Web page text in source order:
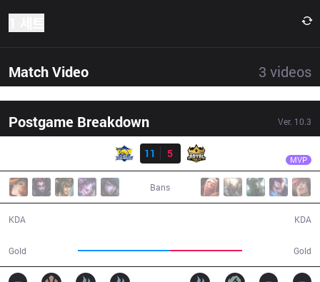
Match Video 3 videos
Postgame Breakdown Ver. 10.3
11
5 MVP
Bans
KDA
Gold Gold
KDA